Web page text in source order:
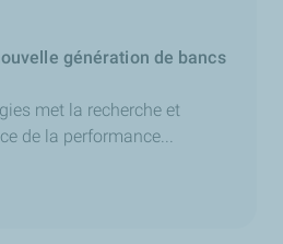
génération de bancs
met la recherche et
de la performance...